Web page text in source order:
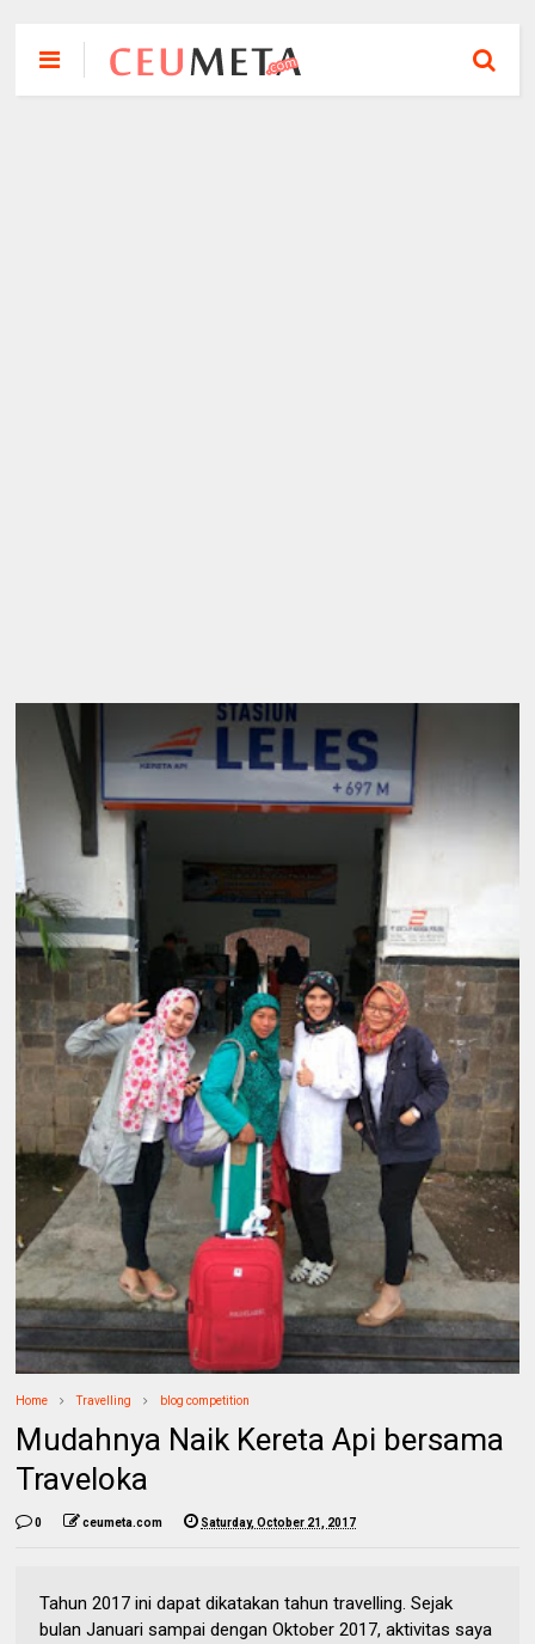
Home Travelling blog competition
Mudahnya Naik Kereta Api bersama
Traveloka
0 ceumeta.com Saturday, October 21, 2017
Tahun 2017 ini dapat dikatakan tahun travelling. Sejak
bulan Januari sampai dengan Oktober 2017, aktivitas saya